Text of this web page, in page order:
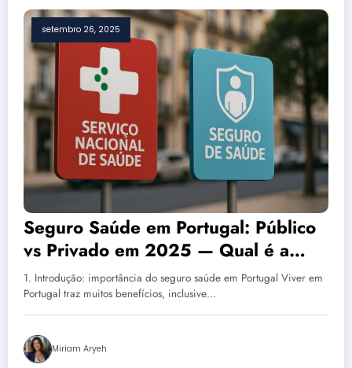
setembro 26, 2025
Seguro Saúde em Portugal: Público
vs Privado em 2025 — Qual é a
Melhor Opção para Você?
1. Introdução: importância do seguro saúde em Portugal Viver em
Portugal traz muitos benefícios, inclusive…
Miriam Aryeh